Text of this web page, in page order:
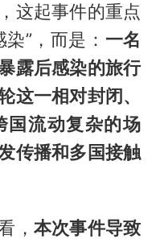
这起事件的重点
”，而是： 一名
露后感染的旅行
这一相对封闭、
国流动复杂的场
传播和多国接触
， 本次事件导致